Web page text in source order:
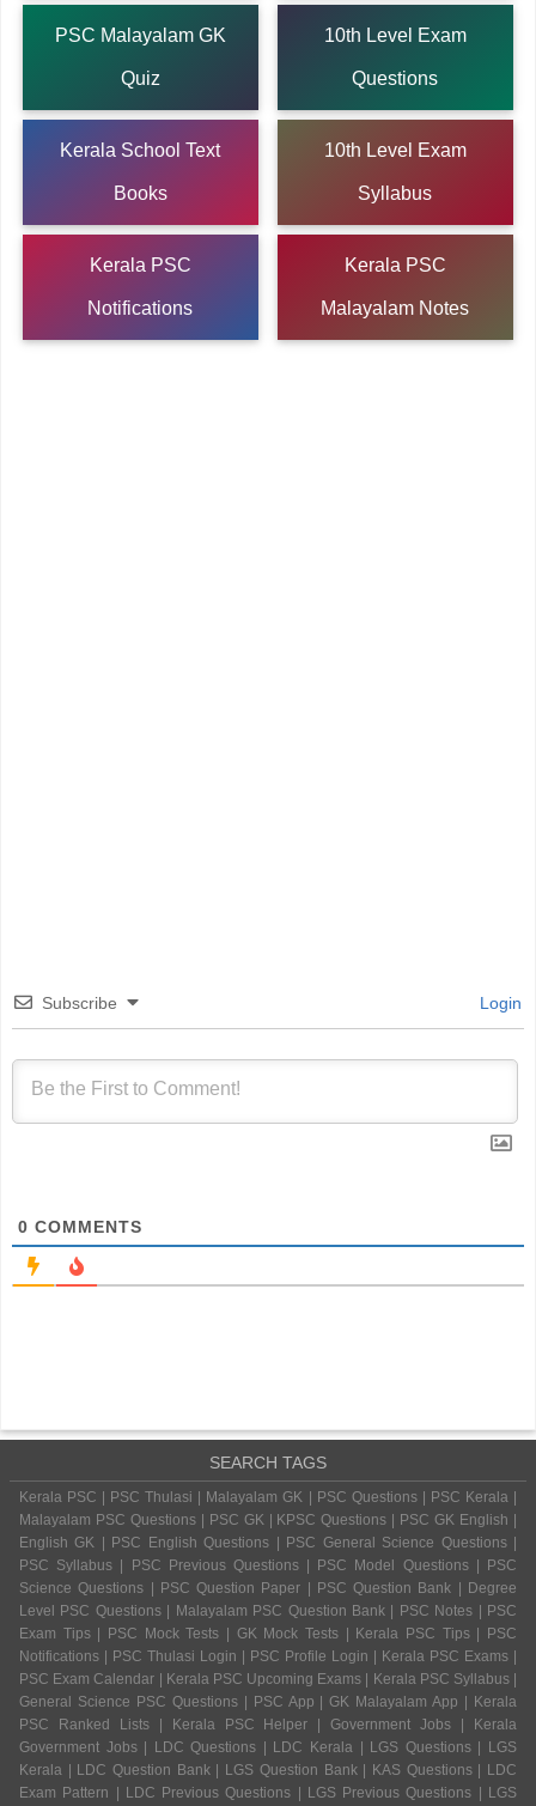
PSC Malayalam GK
Quiz
10th Level Exam
Questions
Kerala School Text
Books
10th Level Exam
Syllabus
Kerala PSC
Notifications
Kerala PSC
Malayalam Notes
Subscribe Login
0 COMMENTS
SEARCH TAGS
Kerala PSC | PSC Thulasi | Malayalam GK | PSC Questions | PSC Kerala |
Malayalam PSC Questions | PSC GK | KPSC Questions | PSC GK English |
English GK | PSC English Questions | PSC General Science Questions |
PSC Syllabus | PSC Previous Questions | PSC Model Questions | PSC
Science Questions | PSC Question Paper | PSC Question Bank | Degree
Level PSC Questions | Malayalam PSC Question Bank | PSC Notes | PSC
Exam Tips | PSC Mock Tests | GK Mock Tests | Kerala PSC Tips | PSC
Notifications | PSC Thulasi Login | PSC Profile Login | Kerala PSC Exams |
PSC Exam Calendar | Kerala PSC Upcoming Exams | Kerala PSC Syllabus |
General Science PSC Questions | PSC App | GK Malayalam App | Kerala
PSC Ranked Lists | Kerala PSC Helper | Government Jobs | Kerala
Government Jobs | LDC Questions | LDC Kerala | LGS Questions | LGS
Kerala | LDC Question Bank | LGS Question Bank | KAS Questions | LDC
Exam Pattern | LDC Previous Questions | LGS Previous Questions | LGS